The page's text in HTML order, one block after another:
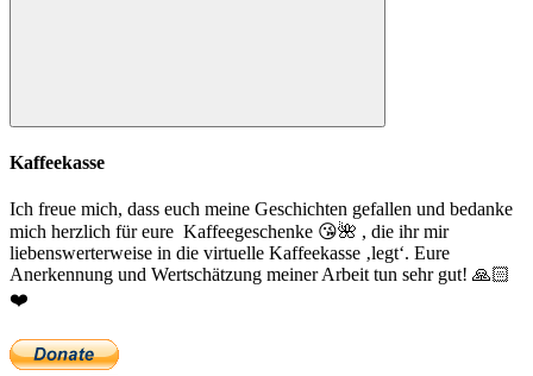
Suchen
Kaffeekasse
Ich freue mich, dass euch meine Geschichten gefallen und bedanke
mich herzlich für eure Kaffeegeschenke 😘🌺 , die ihr mir
liebenswerterweise in die virtuelle Kaffeekasse ‚legt‘. Eure
Anerkennung und Wertschätzung meiner Arbeit tun sehr gut! 🙏🏻
❤️